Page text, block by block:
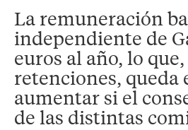
La remuneración
independiente de
euros al año, lo
retenciones, queda
aumentar si el
de las distintas